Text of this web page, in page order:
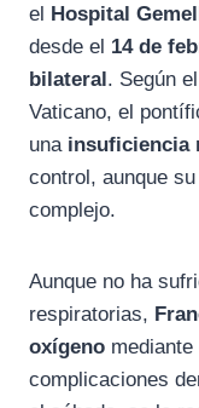
e
b
o
k
e
g
m
el Hospital
desde el 14 de
bilateral. Según
Vaticano, el
una insuficiencia
control, aunque
complejo.
Aunque no ha
respiratorias,
oxígeno
complicaciones